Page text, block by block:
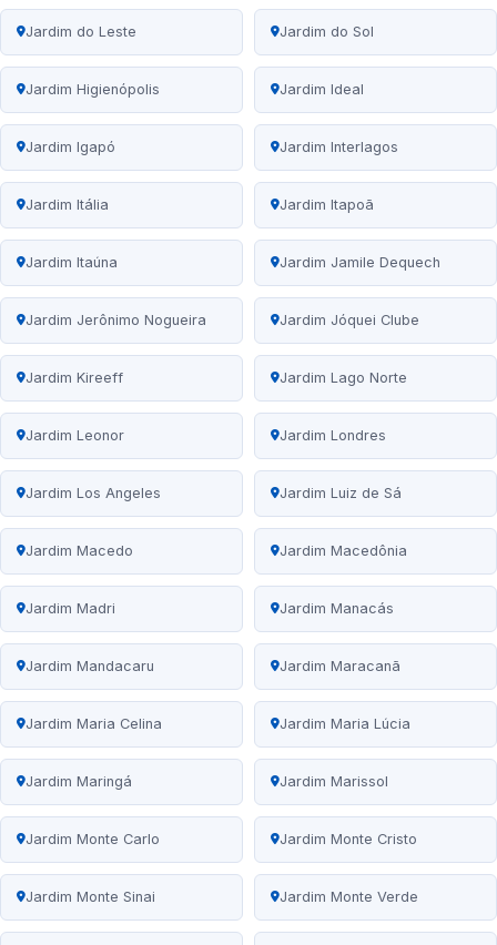
Jardim do Leste Jardim do Sol
Jardim Higienópolis Jardim Ideal
Jardim Igapó Jardim Interlagos
Jardim Itália Jardim Itapoã
Jardim Itaúna Jardim Jamile Dequech
Jardim Jerônimo Nogueira Jardim Jóquei Clube
Jardim Kireeff Jardim Lago Norte
Jardim Leonor Jardim Londres
Jardim Los Angeles Jardim Luiz de Sá
Jardim Macedo Jardim Macedônia
Jardim Madri Jardim Manacás
Jardim Mandacaru Jardim Maracanã
Jardim Maria Celina Jardim Maria Lúcia
Jardim Maringá Jardim Marissol
Jardim Monte Carlo Jardim Monte Cristo
Jardim Monte Sinai Jardim Monte Verde